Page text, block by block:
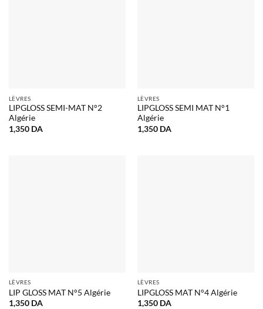
LÈVRES
LIPGLOSS SEMI-MAT N°2
Algérie
1,350 DA
LÈVRES
LIPGLOSS SEMI MAT N°1
Algérie
1,350 DA
LÈVRES
LIP GLOSS MAT N°5 Algérie
1,350 DA
LÈVRES
LIPGLOSS MAT N°4 Algérie
1,350 DA